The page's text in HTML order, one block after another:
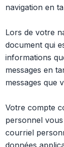
navigation en
Lors de votre
document qui
informations
messages en
messages que
Votre compte
personnel
courriel
données